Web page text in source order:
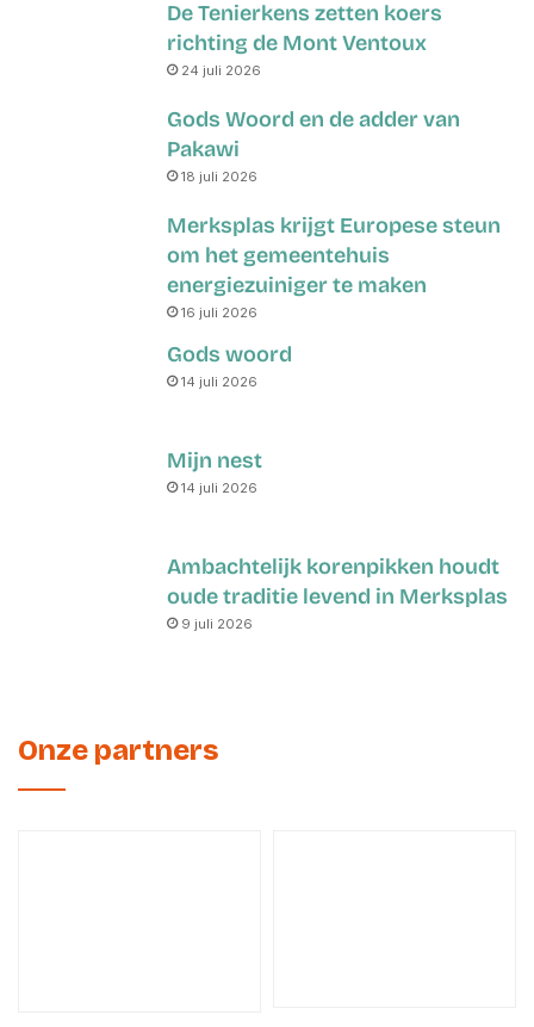
De Tenierkens zetten koers
richting de Mont Ventoux
24 juli 2026
Gods Woord en de adder van
Pakawi
18 juli 2026
Merksplas krijgt Europese steun
om het gemeentehuis
energiezuiniger te maken
16 juli 2026
Gods woord
14 juli 2026
Mijn nest
14 juli 2026
Ambachtelijk korenpikken houdt
oude traditie levend in Merksplas
9 juli 2026
Onze partners